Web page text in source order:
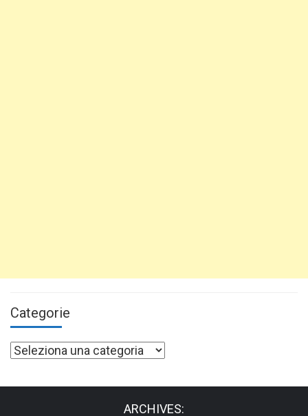
Categorie
Categorie
ARCHIVES: